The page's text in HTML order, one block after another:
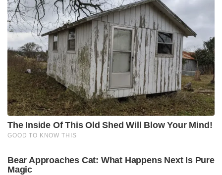
The Inside Of This Old Shed Will Blow Your Mind!
GOOD TO KNOW THIS
Bear Approaches Cat: What Happens Next Is Pure
Magic